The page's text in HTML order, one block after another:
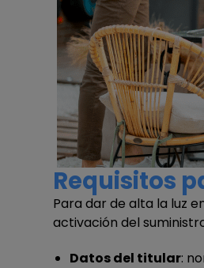
Requisitos
Para dar de alta la luz
activación del
Datos del titular: